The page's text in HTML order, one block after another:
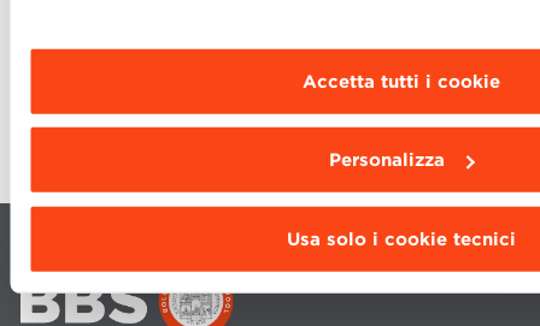
Accetta tutti i cookie
Personalizza
Usa solo i cookie tecnici